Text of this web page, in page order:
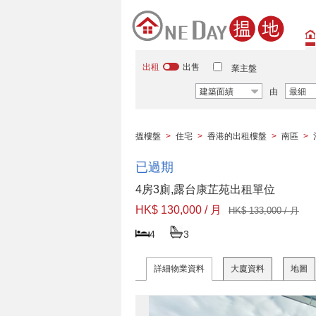
出租 出售 業主盤
建築面績 由 最細
搵樓盤 > 住宅 > 香港的出租樓盤 > 南區 >
已過期
4房3廁,露台康芷苑出租單位
HK$ 130,000 / 月
HK$ 133,000 / 月
4 3
詳細物業資料 大廈資料 地圖